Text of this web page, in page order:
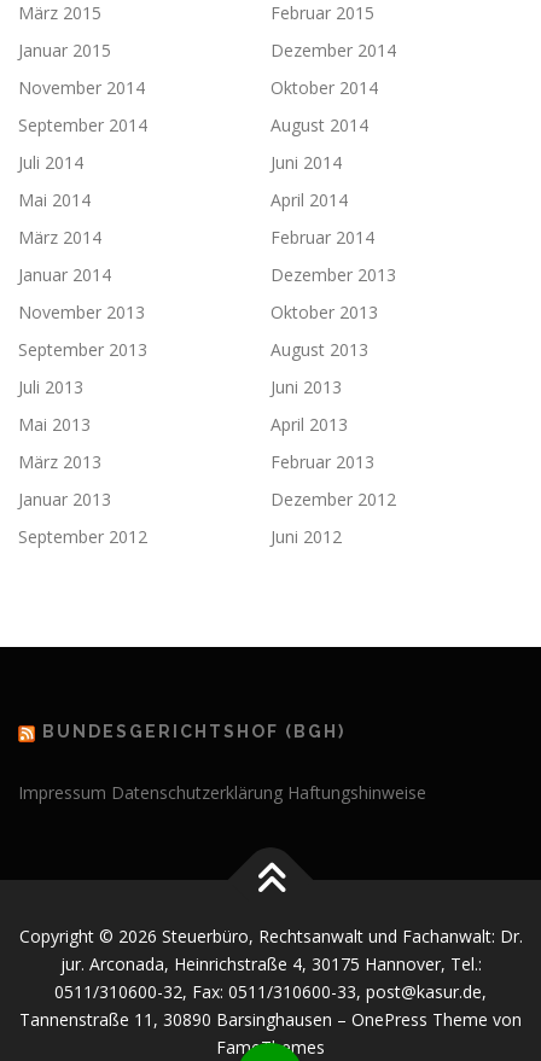
März 2015
Februar 2015
Januar 2015
Dezember 2014
November 2014
Oktober 2014
September 2014
August 2014
Juli 2014
Juni 2014
Mai 2014
April 2014
März 2014
Februar 2014
Januar 2014
Dezember 2013
November 2013
Oktober 2013
September 2013
August 2013
Juli 2013
Juni 2013
Mai 2013
April 2013
März 2013
Februar 2013
Januar 2013
Dezember 2012
September 2012
Juni 2012
BUNDESGERICHTSHOF (BGH)
Impressum Datenschutzerklärung Haftungshinweise
Copyright © 2026 Steuerbüro, Rechtsanwalt und Fachanwalt: Dr.
jur. Arconada, Heinrichstraße 4, 30175 Hannover, Tel.:
0511/310600-32, Fax: 0511/310600-33, post@kasur.de,
Tannenstraße 11, 30890 Barsinghausen – OnePress Theme von
FameThemes